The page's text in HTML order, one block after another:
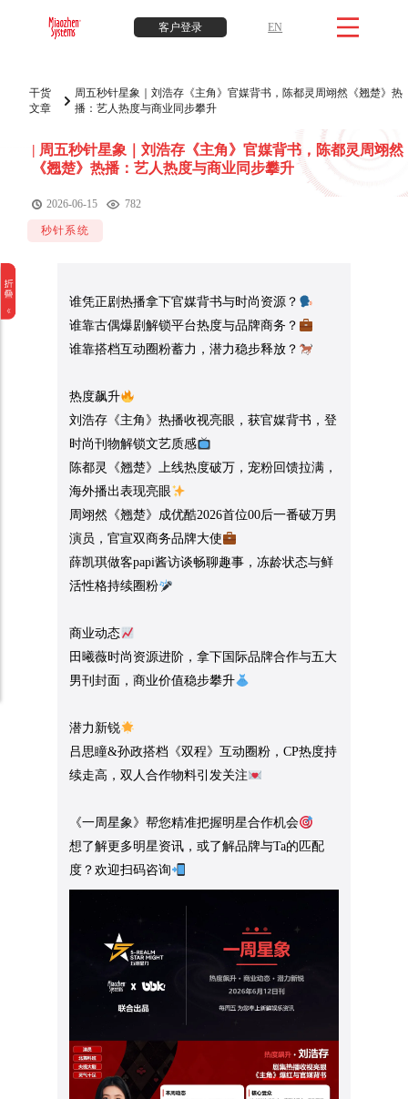
客户登录 EN
干货
文章
周五秒针星象｜刘浩存《主角》官媒背书，陈都灵周翊然《翘楚》热
播：艺人热度与商业同步攀升
| 周五秒针星象｜刘浩存《主角》官媒背书，陈都灵周翊然
《翘楚》热播：艺人热度与商业同步攀升
2026-06-15 782
秒针系统
谁凭正剧热播拿下官媒背书与时尚资源？
谁靠古偶爆剧解锁平台热度与品牌商务？
谁靠搭档互动圈粉蓄力，潜力稳步释放？
热度飙升
刘浩存《主角》热播收视亮眼，获官媒背书，登
时尚刊物解锁文艺质感
陈都灵《翘楚》上线热度破万，宠粉回馈拉满，
海外播出表现亮眼
周翊然《翘楚》成优酷2026首位00后一番破万男
演员，官宣双商务品牌大使
薛凯琪做客papi酱访谈畅聊趣事，冻龄状态与鲜
活性格持续圈粉
商业动态
田曦薇时尚资源进阶，拿下国际品牌合作与五大
男刊封面，商业价值稳步攀升
潜力新锐
吕思瞳&孙政搭档《双程》互动圈粉，CP热度持
续走高，双人合作物料引发关注
《一周星象》帮您精准把握明星合作机会
想了解更多明星资讯，或了解品牌与Ta的匹配
度？欢迎扫码咨询